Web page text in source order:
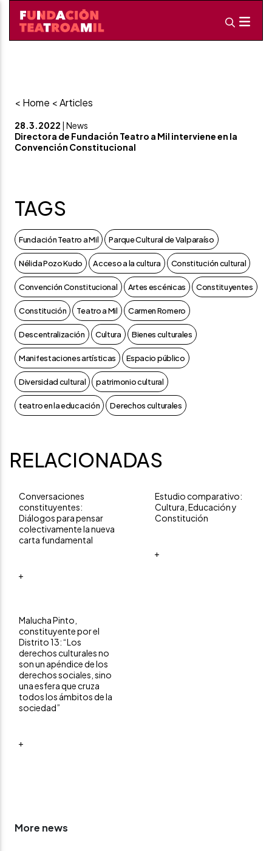
< Home < Articles
28.3.2022 | News
Directora de Fundación Teatro a Mil interviene en la
Convención Constitucional
TAGS
Fundación Teatro a Mil Parque Cultural de Valparaíso
Nélida Pozo Kudo Acceso a la cultura Constitución cultural
Convención Constitucional Artes escénicas Constituyentes
Constitución Teatro a Mil Carmen Romero
Descentralización Cultura Bienes culturales
Manifestaciones artísticas Espacio público
Diversidad cultural patrimonio cultural
teatro en la educación Derechos culturales
RELACIONADAS
Conversaciones
constituyentes:
Diálogos para pensar
colectivamente la nueva
carta fundamental
+
Estudio comparativo:
Cultura, Educación y
Constitución
+
Malucha Pinto,
constituyente por el
Distrito 13: “Los
derechos culturales no
son un apéndice de los
derechos sociales, sino
una esfera que cruza
todos los ámbitos de la
sociedad”
+
More news